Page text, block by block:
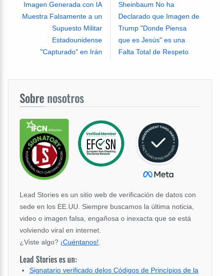
Imagen Generada con IA
Muestra Falsamente a un
Supuesto Militar
Estadounidense
"Capturado" en Irán
Sheinbaum No ha
Declarado que Imagen de
Trump "Donde Piensa
que es Jesús" es una
Falta Total de Respeto
Sobre nosotros
Lead Stories es un sitio web de verificación de datos con
sede en los EE.UU. Siempre buscamos la última noticia,
video o imagen falsa, engañosa o inexacta que se está
volviendo viral en internet.
¿Viste algo? ¡Cuéntanos!.
Lead Stories es un:
Signatario verificado delos Códigos de Princípios de la